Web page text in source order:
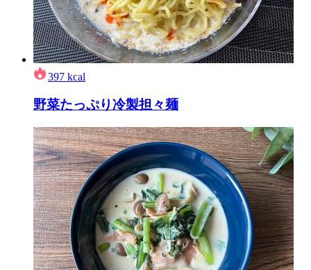
397 kcal
野菜たっぷり冷製担々麺